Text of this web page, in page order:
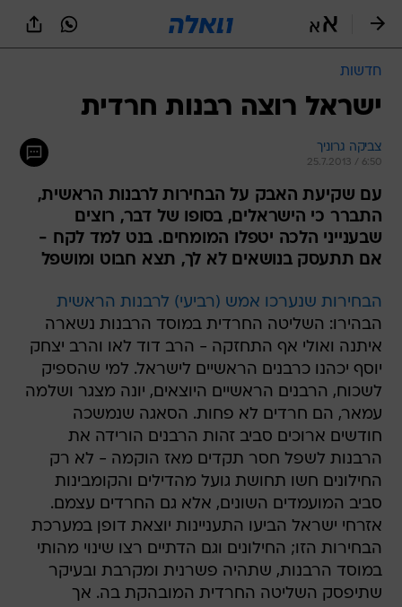
חדשות
ישראל רוצה רבנות חרדית
צביקה גרוניך
25.7.2013 / 6:50
עם שקיעת האבק על הבחירות לרבנות הראשית,
התברר כי הישראלים, בסופו של דבר, רוצים
שבענייני הלכה יטפלו המומחים. בנט למד לקח -
אם תתעסק בנושאים לא לך, תצא חבוט ומושפל
הבחירות שנערכו אמש (רביעי) לרבנות הראשית
הבהירו: השליטה החרדית במוסד הרבנות נשארה
איתנה ואולי אף התחזקה - הרב דוד לאו והרב יצחק
יוסף יכהנו כרבנים הראשיים לישראל. למי שהספיק
לשכוח, הרבנים הראשיים היוצאים, יונה מצגר ושלמה
עמאר, הם חרדים לא פחות. הסאגה שנמשכה
חודשים ארוכים סביב זהות הרבנים הורידה את
הרבנות לשפל חסר תקדים מאז הוקמה - לא רק
החילונים חשו תחושת גועל מהדילים והקומבינות
סביב המועמדים השונים, אלא גם החרדים עצמם.
אזרחי ישראל הביעו התעניינות יוצאת דופן במערכת
הבחירות הזו; החילונים וגם הדתיים רצו שינוי מהותי
במוסד הרבנות, שתהיה פשרנית ומקרבת ובעיקר
שתיפסק השליטה החרדית המובהקת בה. אך